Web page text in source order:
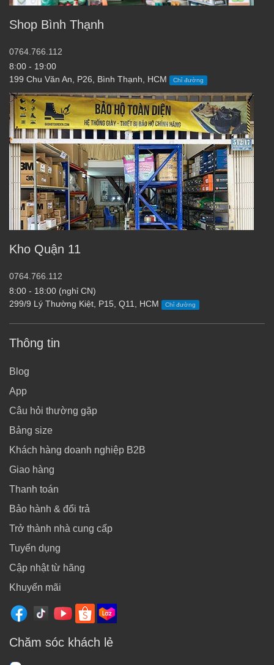
Shop Bình Thạnh
0764.766.112
8:00 - 19:00
199 Chu Văn An, P26, Bình Thạnh, HCM
Chỉ đường
Kho Quận 11
0764.766.112
8:00 - 18:00 (nghỉ CN)
299/9 Lý Thường Kiệt, P15, Q11, HCM
Chỉ đường
Thông tin
Blog
App
Câu hỏi thường gặp
Bảng size
Khách hàng doanh nghiệp B2B
Giao hàng
Thanh toán
Bảo hành & đổi trả
Trở thành nhà cung cấp
Tuyển dụng
Cập nhật từ hãng
Khuyến mãi
Chăm sóc khách lẻ